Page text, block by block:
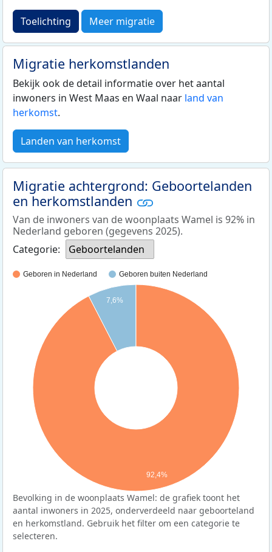
Toelichting Meer migratie
Migratie herkomstlanden
Bekijk ook de detail informatie over het aantal
inwoners in West Maas en Waal naar land van
herkomst.
Landen van herkomst
Migratie achtergrond: Geboortelanden
en herkomstlanden
Van de inwoners van de woonplaats Wamel is 92% in
Nederland geboren (gegevens 2025).
Categorie:
Geboortelanden
Geboren in Nederland Geboren buiten Nederland
7,6%
92,4%
Bevolking in de woonplaats Wamel: de grafiek toont het
aantal inwoners in 2025, onderverdeeld naar geboorteland
en herkomstland. Gebruik het filter om een categorie te
selecteren.